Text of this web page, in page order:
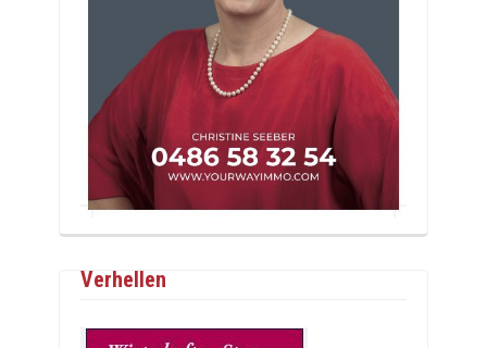
Verhellen